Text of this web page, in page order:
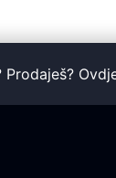
Prodaješ?